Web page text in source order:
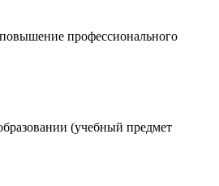
профессионального
(учебный предмет